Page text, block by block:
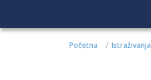
Početna Istraživanja